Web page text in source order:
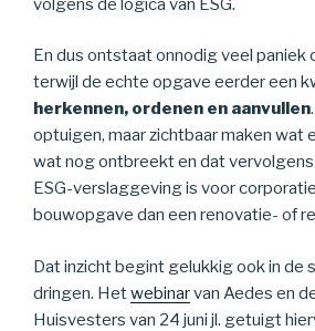
En dus ontstaat onnodig veel paniek
terwijl de echte opgave eerder een
herkennen, ordenen en aanvullen
optuigen, maar zichtbaar maken wat
wat nog ontbreekt en dat
ESG-verslaggeving is voor
bouwopgave dan een renovatie- of
Dat inzicht begint gelukkig ook in de
dringen. Hetwebinarvan Aedes en
Huisvesters van 24 juni jl. getuigt